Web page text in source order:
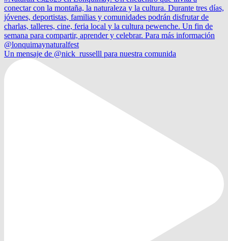
Un mensaje de @nick_russelll para nuestra comunida